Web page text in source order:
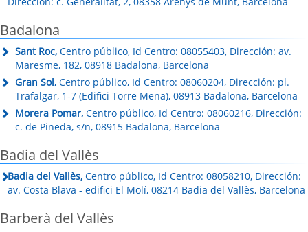
Badalona
Sant Roc, Centro público, Id Centro: 08055403, Dirección: av.
Maresme, 182, 08918 Badalona, Barcelona
Gran Sol, Centro público, Id Centro: 08060204, Dirección: pl.
Trafalgar, 1-7 (Edifici Torre Mena), 08913 Badalona, Barcelona
Morera Pomar, Centro público, Id Centro: 08060216, Dirección:
c. de Pineda, s/n, 08915 Badalona, Barcelona
Badia del Vallès
Badia del Vallès, Centro público, Id Centro: 08058210, Dirección:
av. Costa Blava - edifici El Molí, 08214 Badia del Vallès, Barcelona
Barberà del Vallès